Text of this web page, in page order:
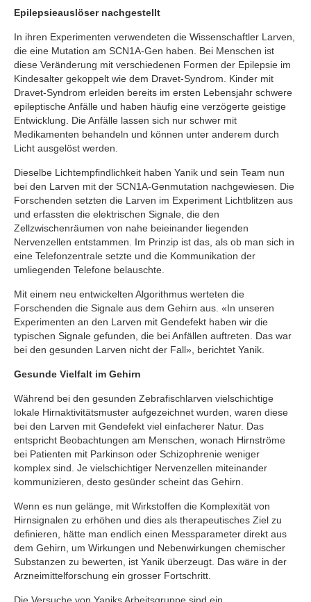
Epilepsieauslöser nachgestellt
In ihren Experimenten verwendeten die Wissenschaftler Larven,
die eine Mutation am SCN1A-Gen haben. Bei Menschen ist
diese Veränderung mit verschiedenen Formen der Epilepsie im
Kindesalter gekoppelt wie dem Dravet-Syndrom. Kinder mit
Dravet-Syndrom erleiden bereits im ersten Lebensjahr schwere
epileptische Anfälle und haben häufig eine verzögerte geistige
Entwicklung. Die Anfälle lassen sich nur schwer mit
Medikamenten behandeln und können unter anderem durch
Licht ausgelöst werden.
Dieselbe Lichtempfindlichkeit haben Yanik und sein Team nun
bei den Larven mit der SCN1A-Genmutation nachgewiesen. Die
Forschenden setzten die Larven im Experiment Lichtblitzen aus
und erfassten die elektrischen Signale, die den
Zellzwischenräumen von nahe beieinander liegenden
Nervenzellen entstammen. Im Prinzip ist das, als ob man sich in
eine Telefonzentrale setzte und die Kommunikation der
umliegenden Telefone belauschte.
Mit einem neu entwickelten Algorithmus werteten die
Forschenden die Signale aus dem Gehirn aus. «In unseren
Experimenten an den Larven mit Gendefekt haben wir die
typischen Signale gefunden, die bei Anfällen auftreten. Das war
bei den gesunden Larven nicht der Fall», berichtet Yanik.
Gesunde Vielfalt im Gehirn
Während bei den gesunden Zebrafischlarven vielschichtige
lokale Hirnaktivitätsmuster aufgezeichnet wurden, waren diese
bei den Larven mit Gendefekt viel einfacherer Natur. Das
entspricht Beobachtungen am Menschen, wonach Hirnströme
bei Patienten mit Parkinson oder Schizophrenie weniger
komplex sind. Je vielschichtiger Nervenzellen miteinander
kommunizieren, desto gesünder scheint das Gehirn.
Wenn es nun gelänge, mit Wirkstoffen die Komplexität von
Hirnsignalen zu erhöhen und dies als therapeutisches Ziel zu
definieren, hätte man endlich einen Messparameter direkt aus
dem Gehirn, um Wirkungen und Nebenwirkungen chemischer
Substanzen zu bewerten, ist Yanik überzeugt. Das wäre in der
Arzneimittelforschung ein grosser Fortschritt.
Die Versuche von Yaniks Arbeitsgruppe sind ein